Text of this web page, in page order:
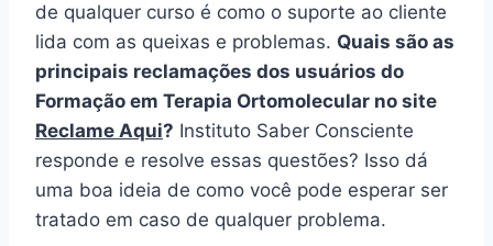
de qualquer curso é como o suporte ao cliente
lida com as queixas e problemas. Quais são as
principais reclamações dos usuários do
Formação em Terapia Ortomolecular no site
Reclame Aqui? Instituto Saber Consciente
responde e resolve essas questões? Isso dá
uma boa ideia de como você pode esperar ser
tratado em caso de qualquer problema.